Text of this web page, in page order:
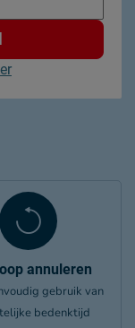
annuleren
gebruik van
bedenktijd